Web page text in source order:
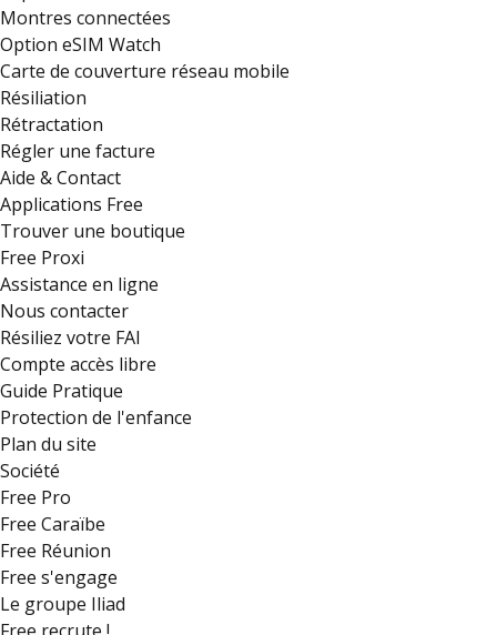
Montres connectées
Option eSIM Watch
Carte de couverture réseau mobile
Résiliation
Rétractation
Régler une facture
Aide & Contact
Applications Free
Trouver une boutique
Free Proxi
Assistance en ligne
Nous contacter
Résiliez votre FAI
Compte accès libre
Guide Pratique
Protection de l'enfance
Plan du site
Société
Free Pro
Free Caraïbe
Free Réunion
Free s'engage
Le groupe Iliad